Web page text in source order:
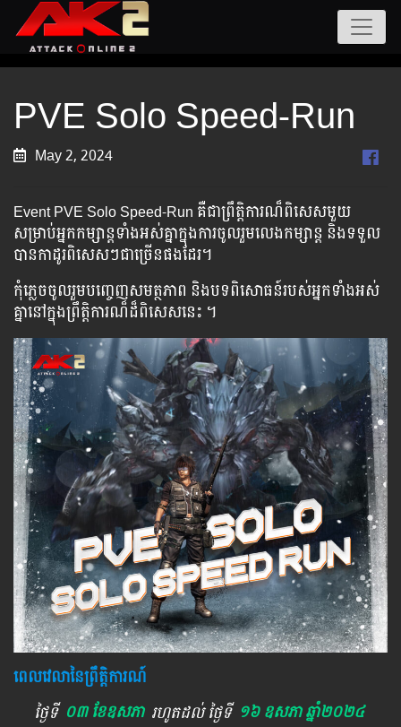
PVE Solo Speed-Run
May 2, 2024
Event PVE Solo Speed-Run គឺ​ជា​ព្រឹត្តិការណ៏​ពិសេស​មួយ​
សម្រាប់​អ្នក​កម្សាន្ត​ទាំង​អស់​គ្នា​ក្នុង​ការ​ចូល​រួម​លេង​កម្សាន្ត និង​ទទួល​
បាន​កាដូរ​ពិសេស​ៗ​ជា​ច្រើន​ផង​ដែរ​។
កុំ​ភ្លេច​ចូល​រួម​បញ្ចេញ​សមត្ថភាព​ និង​​បទ​ពិសោធន៍​​របស់​អ្នក​ទាំង​អស់​
គ្នា​នៅ​ក្នុង​ព្រឹត្តិការណ៏​ដ៏​ពិសេស​នេះ ។
ពេលវេលានៃព្រឹត្តិការណ៍
ថ្ងៃទី ០៣ ខែឧសភា រហូតដល់ ថ្ងៃទី ១៦ ឧសភា ឆ្នាំ២០២៤